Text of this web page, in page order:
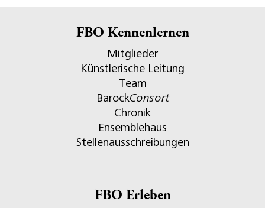
FBO Kennenlernen
Mitglieder
Künstlerische Leitung
Team
BarockConsort
Chronik
Ensemblehaus
Stellenausschreibungen
FBO Erleben